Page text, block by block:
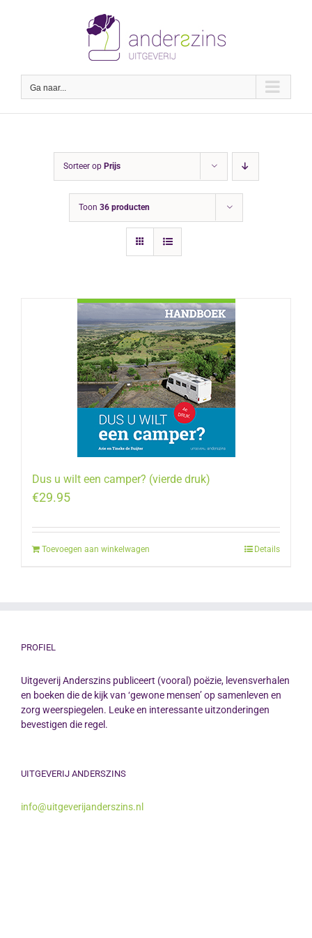
Ga naar...
Sorteer op Prijs
Toon 36 producten
Dus u wilt een camper? (vierde druk)
€29.95
Toevoegen aan winkelwagen Details
PROFIEL
Uitgeverij Anderszins publiceert (vooral) poëzie, levensverhalen
en boeken die de kijk van ‘gewone mensen’ op samenleven en
zorg weerspiegelen. Leuke en interessante uitzonderingen
bevestigen die regel.
UITGEVERIJ ANDERSZINS
info@uitgeverijanderszins.nl